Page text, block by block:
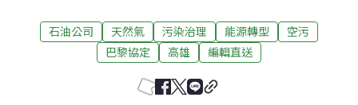
石油公司 天然氣 污染治理 能源轉型
空污
巴黎協定
高雄 編輯直送